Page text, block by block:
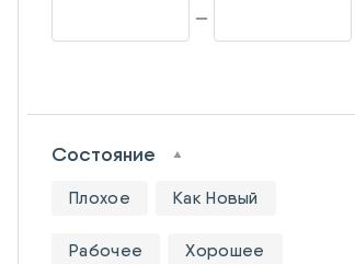
Состояние
Плохое Как Новый
Рабочее Хорошее